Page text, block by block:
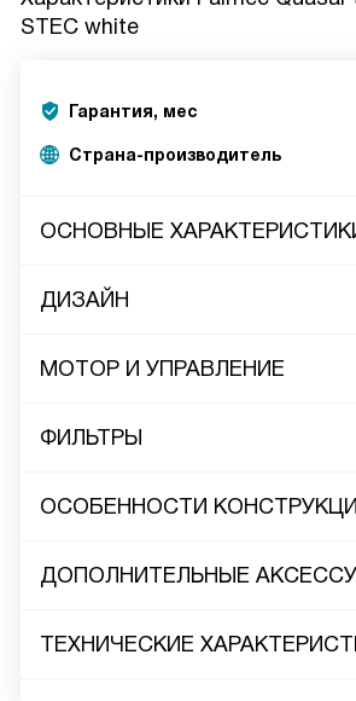
STEC white
Гарантия, мес
Страна-производитель
ОСНОВНЫЕ
ДИЗАЙН
МОТОР И УПРАВЛЕНИЕ
ФИЛЬТРЫ
ОСОБЕННОСТИ
ДОПОЛНИТЕЛЬНЫЕ
ТЕХНИЧЕСКИЕ